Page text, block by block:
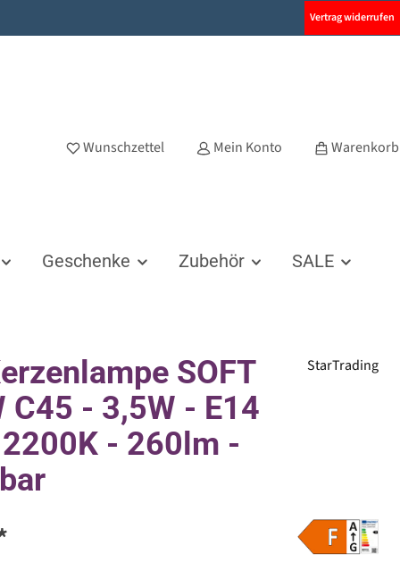
Vertrag widerrufen
Wunschzettel Mein Konto Warenkorb
Geschenke Zubehör SALE
SOFT
C45 - 3,5W - E14
- 260lm -
StarTrading